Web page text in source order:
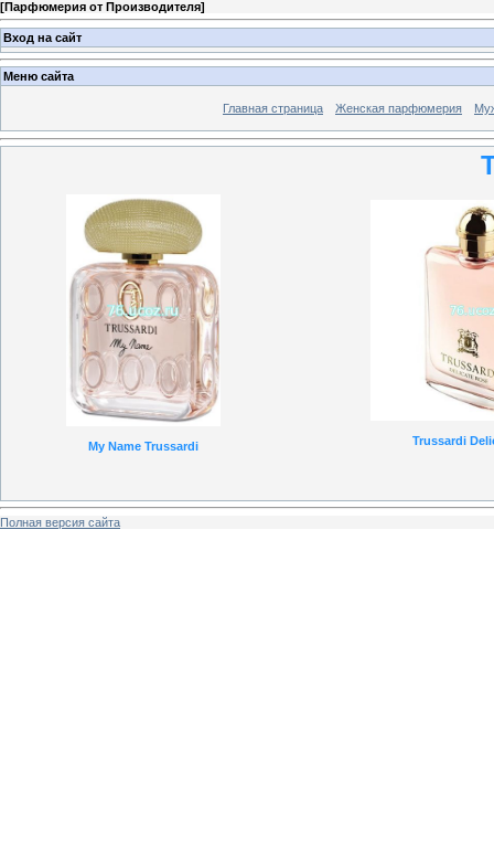
[Парфюмерия от Производителя]
Вход на сайт
Меню сайта
Главная страница Женская парфюмерия
My Name Trussardi Trussardi
Полная версия сайта